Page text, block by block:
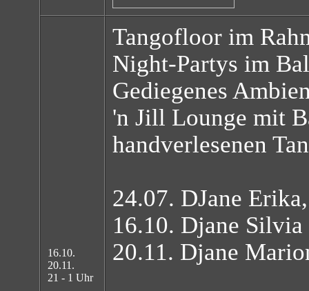
16.10.
20.11.
21 - 1 Uhr
Tangofloor im
Night-Partys im
Gediegenes
'n Jill Lounge mit
handverlesenen
24.07. DJane
16.10. Djane Silvia
20.11. Djane